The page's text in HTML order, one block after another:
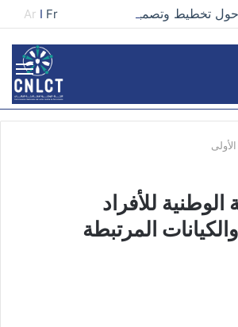
Ar I Fr
الأولى
الوطنية للأفراد
المرتبطة